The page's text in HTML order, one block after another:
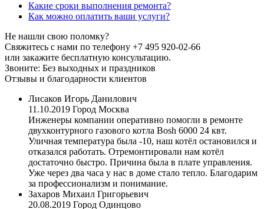
Какие сроки выполнения ремонта?
Как можно оплатить ваши услуги?
Не нашли свою поломку?
Свяжитесь с нами по телефону +7 495 920-02-66
или закажите бесплатную консультацию.
Звоните: Без выходных и праздников
Отзывы и благодарности клиентов
Лисаков Игорь Данилович
11.10.2019 Город Москва
Инженеры компании оперативно помогли в ремонте
двухконтурного газового котла Bosh 6000 24 квт.
Уличная температура была -10, наш котёл остановился и
отказался работать. Отремонтировали нам котёл
достаточно быстро. Причина была в плате управления.
Уже через два часа у нас в доме стало тепло. Благодарим
за профессионализм и понимание.
Захаров Михаил Григорьевич
20.08.2019 Город Одинцово